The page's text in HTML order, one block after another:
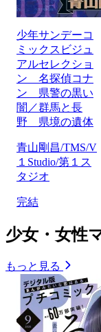
少年サンデーコ
ミックスビジュ
アルセレクショ
ン 名探偵コナ
ン 県警の黒い
闇／群馬と長
野 県境の遺体
青山剛昌/TMS/V
１Studio/第１ス
タジオ
完結
少女・女性
もっと見る